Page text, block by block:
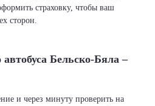
страховку, чтобы ваш
сторон.
автобуса Бельско-Бяла –
и через минуту проверить на